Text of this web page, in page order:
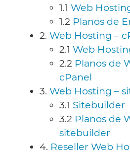
1.1 Web
1.2 Planos de
2. Web Hosting –
2.1 Web
2.2 Planos de
cPanel
3. Web Hosting –
3.1 Sitebuilder
3.2 Planos de
sitebuilder
4. Reseller Web